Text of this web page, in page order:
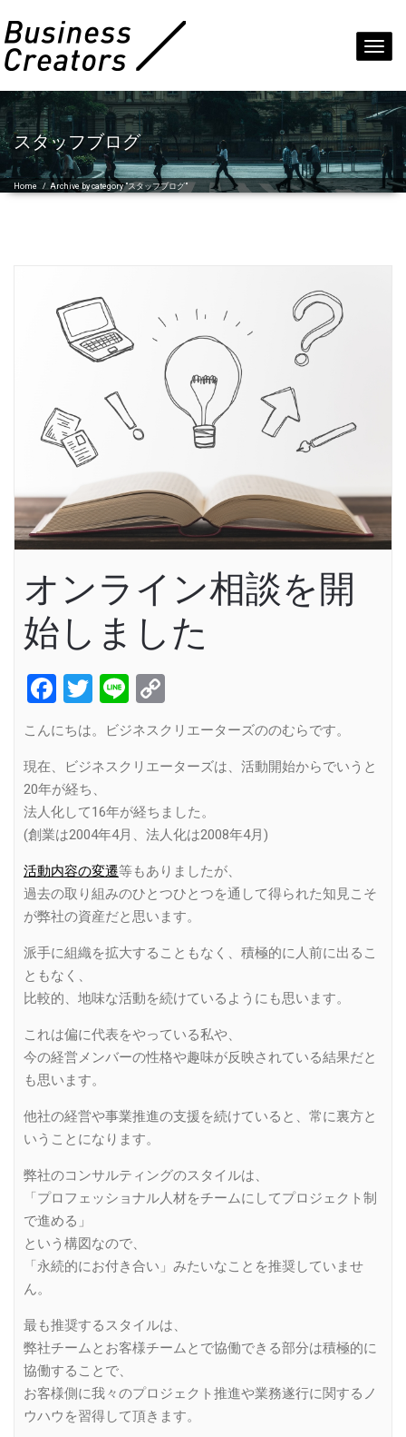
スタッフブログ
Home /Archive by category "スタッフブログ"
オンライン相談を開
始しました
Facebook
Twitter
Line
Link
こんにちは。ビジネスクリエーターズののむらです。
現在、ビジネスクリエーターズは、活動開始からでいうと
20年が経ち、
法人化して16年が経ちました。
(創業は2004年4月、法人化は2008年4月)
活動内容の変遷等もありましたが、
過去の取り組みのひとつひとつを通して得られた知見こそ
が弊社の資産だと思います。
派手に組織を拡大することもなく、積極的に人前に出るこ
ともなく、
比較的、地味な活動を続けているようにも思います。
これは偏に代表をやっている私や、
今の経営メンバーの性格や趣味が反映されている結果だと
も思います。
他社の経営や事業推進の支援を続けていると、常に裏方と
いうことになります。
弊社のコンサルティングのスタイルは、
「プロフェッショナル人材をチームにしてプロジェクト制
で進める」
という構図なので、
「永続的にお付き合い」みたいなことを推奨していませ
ん。
最も推奨するスタイルは、
弊社チームとお客様チームとで協働できる部分は積極的に
協働することで、
お客様側に我々のプロジェクト推進や業務遂行に関するノ
ウハウを習得して頂きます。